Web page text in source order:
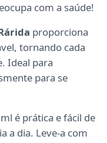
com a saúde!
proporciona
tornando cada
Ideal para
para se
é prática e fácil de
a dia. Leve-a com